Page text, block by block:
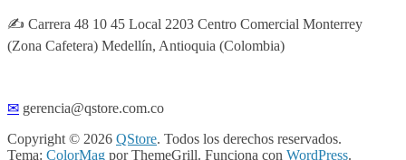
✍ Carrera 48 10 45 Local 2203 Centro Comercial Monterrey
(Zona Cafetera) Medellín, Antioquia (Colombia)
✉ gerencia@qstore.com.co
Copyright © 2026 QStore. Todos los derechos reservados.
Tema: ColorMag por ThemeGrill. Funciona con WordPress.